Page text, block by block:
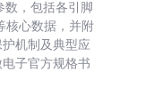
数，包括各引脚
核心数据，并附
机制及典型应
子官方规格书